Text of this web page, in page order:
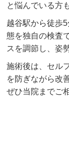
と悩んでいる方
越谷駅から徒歩
態を独自の検査
スを調節し、姿
施術後は、セル
を防ぎながら改
ぜひ当院までご